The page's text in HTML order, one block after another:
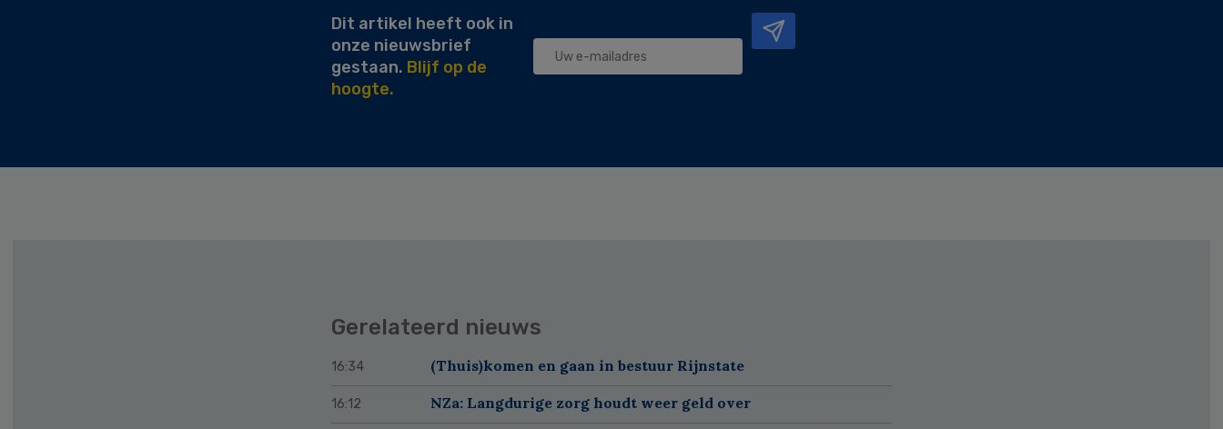
Dit artikel heeft ook in
onze nieuwsbrief
gestaan. Blijf op de
hoogte.
Gerelateerd nieuws
16:34 (Thuis)komen en gaan in bestuur Rijnstate
16:12 NZa: Langdurige zorg houdt weer geld over